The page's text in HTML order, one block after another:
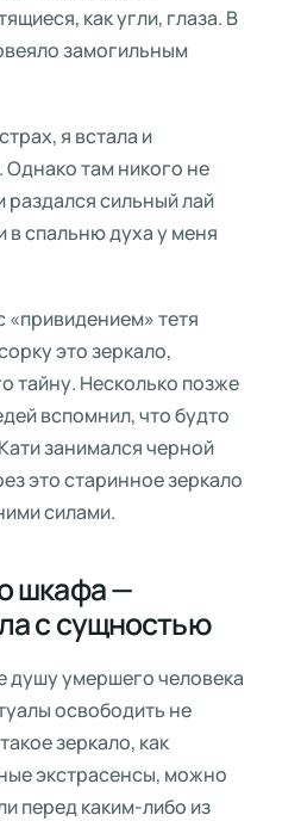
как угли, глаза. В
замогильным
я встала и
там никого не
раздался сильный лай
в спальню духа у меня
«привидением» тетя
это зеркало,
тайну. Несколько позже
вспомнил, что будто
занимался черной
это старинное зеркало
силами.
шкафа —
с сущностью
душу умершего человека
освободить не
зеркало, как
экстрасенсы, можно
перед каким-либо из